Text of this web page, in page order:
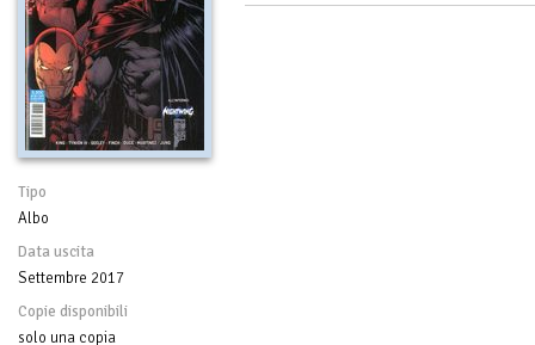
Tipo
Albo
Data uscita
Settembre 2017
Copie disponibili
solo una copia